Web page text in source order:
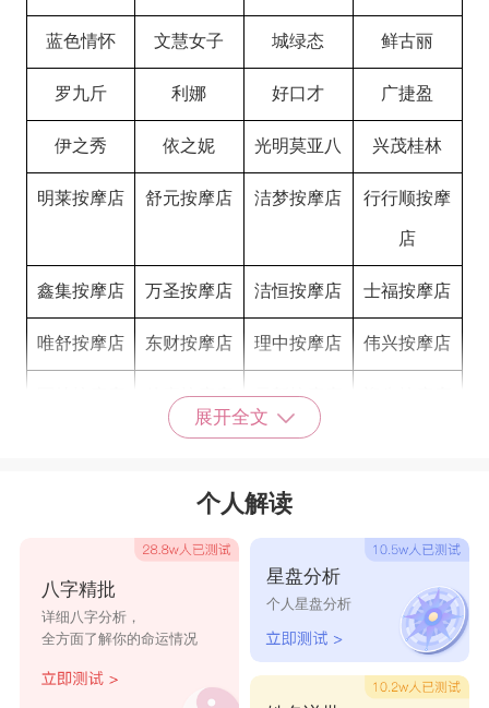
蓝色情怀 文慧女子 城绿态 鲜古丽
罗九斤 利娜 好口才 广捷盈
伊之秀 依之妮 光明莫亚八 兴茂桂林
明莱按摩店 舒元按摩店 洁梦按摩店 行行顺按摩
店
鑫集按摩店 万圣按摩店 洁恒按摩店 士福按摩店
唯舒按摩店 东财按摩店 理中按摩店 伟兴按摩店
佳庆按摩店 元新按摩店
推拿店取什么名字比较好一点
乐美奇 意品隆
老朋友 顺达港 卿荷坊
真爱婚恋 水晶沟 福多宝
佰斯丽达 快宜修 仁康堂 固材推拿按
摩店
展开全文
个人解读
八字精批
详细八字分析，
全方面了解你的命运情况
星盘分析
个人星盘分析